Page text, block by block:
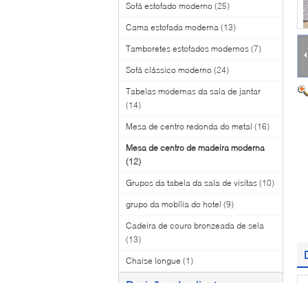
Sofá estofado moderno (25)
Cama estofada moderna (13)
Tamboretes estofados modernos (7)
Sofá clássico moderno (24)
Tabelas modernas da sala de jantar
(14)
Mesa de centro redonda do metal (16)
Mesa de centro de madeira moderna
(12)
Grupos da tabela da sala de visitas (10)
grupo da mobília do hotel (9)
Cadeira de couro bronzeada de sela
(13)
Chaise longue (1)